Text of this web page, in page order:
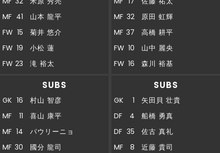
MF 41
山本 龍平
FW 15
菊井 悠介
FW 19
小松 蓮
FW 23 滝 裕太
SUBS
GK 16
村山 智彦
MF
11
喜山 康平
MF 14
パウリーニョ
MF 30
國分 龍司
MF 32
原田 虹輝
MF 37
高橋 耕平
FW 10
山中 麗央
FW 16 森川 裕基
SUBS
GK 1
矢田貝 壮貴
DF
4
船橋 勇真
DF 35
佐古 真礼
MF
8
近藤 貴司